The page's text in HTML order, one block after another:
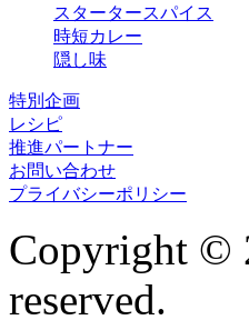
スタータースパイス
時短カレー
隠し味
特別企画
レシピ
推進パートナー
お問い合わせ
プライバシーポリシー
Copyright ©
reserved.